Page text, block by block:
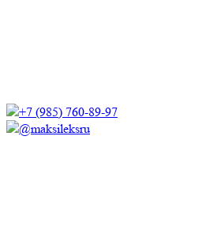
+7 (985) 760-89-97
@maksileksru